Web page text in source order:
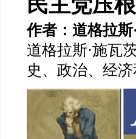
民主党压
作者：道格拉斯
道格拉斯·施瓦
史、政治、经济